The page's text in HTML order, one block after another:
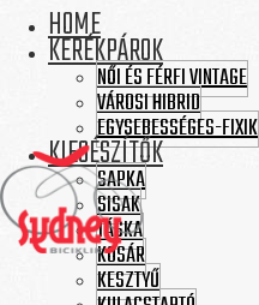
HOME
KERÉKPÁROK
NŐI ÉS FÉRFI VINTAGE
VÁROSI HIBRID
EGYSEBESSÉGES-FIXIK
KIEGÉSZÍTŐK
SAPKA
SISAK
TÁSKA
KOSÁR
KESZTYŰ